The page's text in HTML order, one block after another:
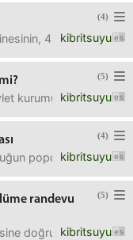
(4)
kibritsuyu
4 kg çamaşır
(5)
kibritsuyu
kurumunun
(4)
kibritsuyu
popo kısmı
(5)
randevu
kibritsuyu
doğrudan randevu